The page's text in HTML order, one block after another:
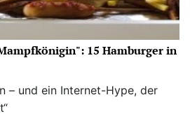
15 Hamburger in
– und ein Internet-Hype, der